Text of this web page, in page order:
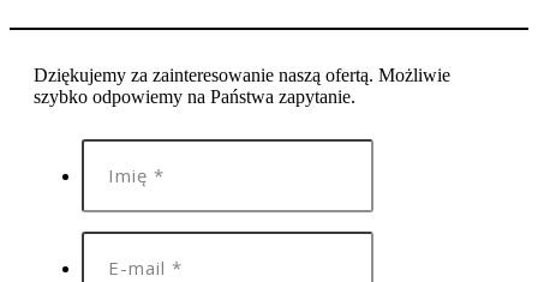
Dziękujemy za zainteresowanie naszą ofertą. Możliwie
szybko odpowiemy na Państwa zapytanie.